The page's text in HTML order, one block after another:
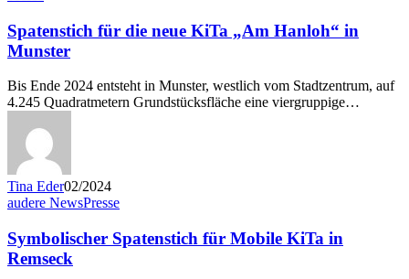
Spatenstich für die neue KiTa „Am Hanloh“ in
Munster
Bis Ende 2024 entsteht in Munster, westlich vom Stadtzentrum, auf
4.245 Quadratmetern Grundstücksfläche eine viergruppige…
Tina Eder02/2024
audere NewsPresse
Symbolischer Spatenstich für Mobile KiTa in
Remseck